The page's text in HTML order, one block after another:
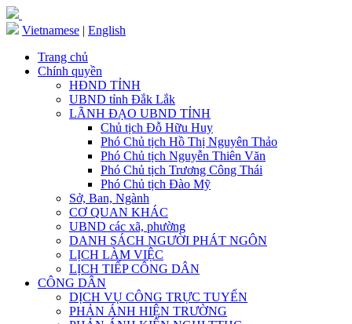
Vietnamese | English
Trang chủ
Chính quyền
HĐND TỈNH
UBND tỉnh Đắk Lắk
LÃNH ĐẠO UBND TỈNH
Chủ tịch Đỗ Hữu Huy
Phó Chủ tịch Hồ Thị Nguyên Thảo
Phó Chủ tịch Nguyễn Thiên Văn
Phó Chủ tịch Trương Công Thái
Phó Chủ tịch Đào Mỹ
Sở, Ban, Ngành
CƠ QUAN KHÁC
UBND các xã, phường
DANH SÁCH NGƯỜI PHÁT NGÔN
LỊCH LÀM VIỆC
LỊCH TIẾP CÔNG DÂN
CÔNG DÂN
DỊCH VỤ CÔNG TRỰC TUYẾN
PHẢN ÁNH HIỆN TRƯỜNG